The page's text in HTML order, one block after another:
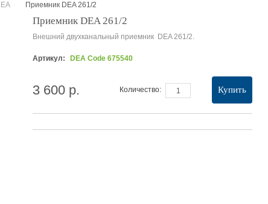
Приемник DEA 261/2
Приемник DEA 261/2
Внешний двухканальный приемник DEA 261/2.
Артикул: DEA Code 675540
3 600 р. Купить
Количество: